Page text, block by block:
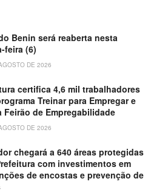
Benin será reaberta nesta
feira (6)
DE 2026
certifica 4,6 mil trabalhadores
Treinar para Empregar e
Feirão de Empregabilidade
DE 2026
chegará a 640 áreas protegidas
com investimentos em
de encostas e prevenção de